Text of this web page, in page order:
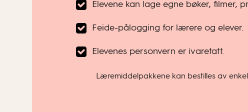
Elevene kan lage egne bøker, filmer,
Feide-pålogging for lærere og elever.
Elevenes personvern er ivaretatt.
Læremiddelpakkene kan bestilles av